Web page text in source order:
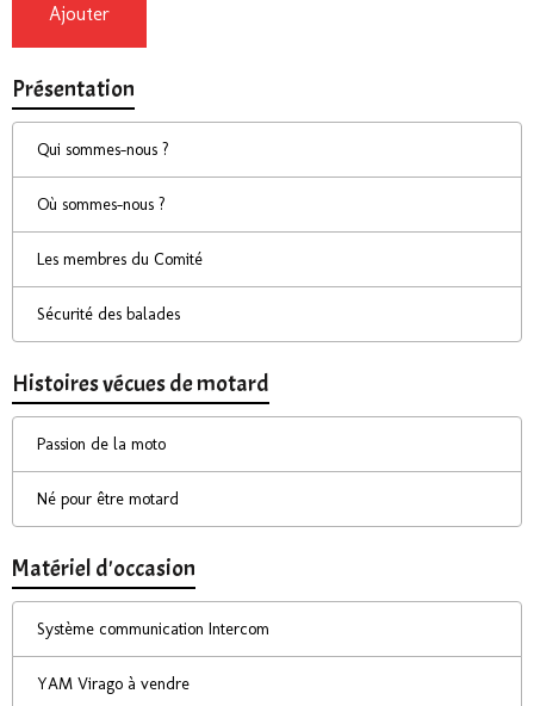
Ajouter
Présentation
Qui sommes-nous ?
Où sommes-nous ?
Les membres du Comité
Sécurité des balades
Histoires vécues de motard
Passion de la moto
Né pour être motard
Matériel d'occasion
Système communication Intercom
YAM Virago à vendre